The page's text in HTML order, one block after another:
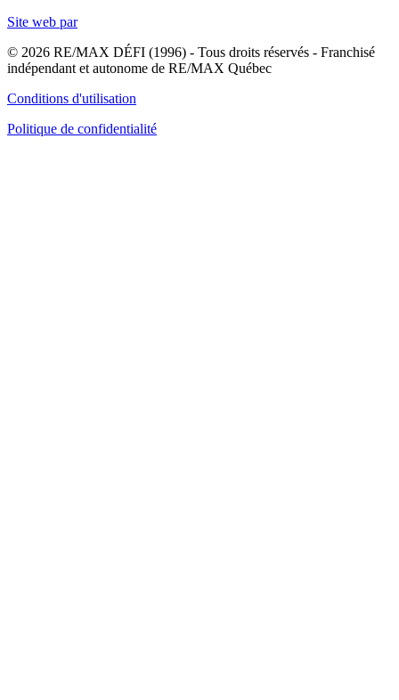
Site web par
© 2026 RE/MAX DÉFI (1996) - Tous droits réservés - Franchisé
indépendant et autonome de RE/MAX Québec
Conditions d'utilisation
Politique de confidentialité